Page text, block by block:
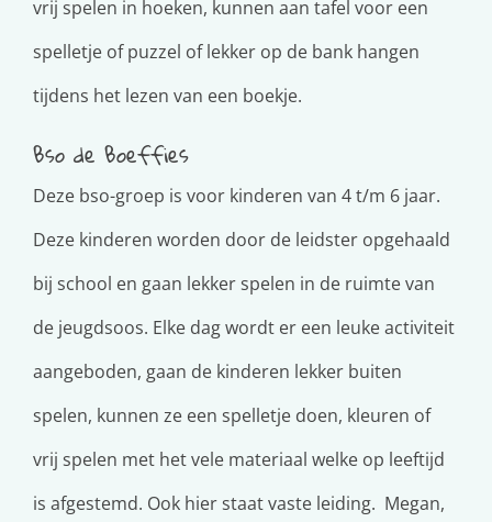
vrij spelen in hoeken, kunnen aan tafel voor een
spelletje of puzzel of lekker op de bank hangen
tijdens het lezen van een boekje.
Bso de Boeffies
Deze bso-groep is voor kinderen van 4 t/m 6 jaar.
Deze kinderen worden door de leidster opgehaald
bij school en gaan lekker spelen in de ruimte van
de jeugdsoos. Elke dag wordt er een leuke activiteit
aangeboden, gaan de kinderen lekker buiten
spelen, kunnen ze een spelletje doen, kleuren of
vrij spelen met het vele materiaal welke op leeftijd
is afgestemd. Ook hier staat vaste leiding. Megan,